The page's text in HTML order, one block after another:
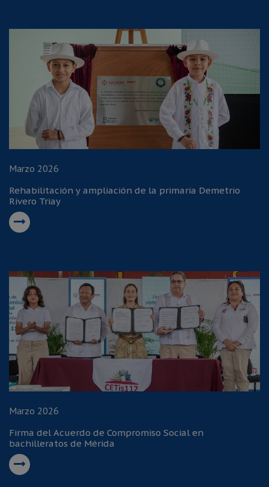
Marzo 2026
Rehabilitación y ampliación de la primaria Demetrio
Rivero Triay
Marzo 2026
Firma del Acuerdo de Compromiso Social en
bachilleratos de Mérida